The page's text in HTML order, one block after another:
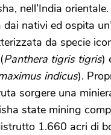
nell’India orientale.
nativi ed ospita
da specie
Panthera tigris tigris)
indicus).
sorgere una
state mining
1.660 acri di